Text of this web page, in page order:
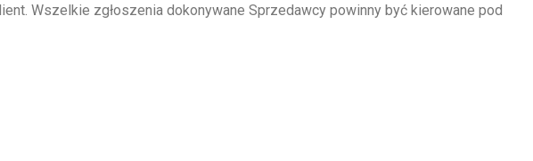
Wszelkie zgłoszenia dokonywane Sprzedawcy powinny być kierowane pod